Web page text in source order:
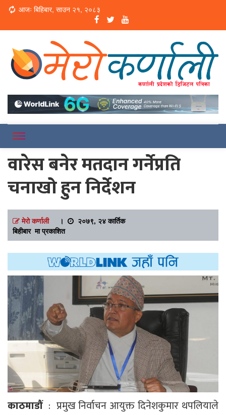
Loading...
आजः बिहिबार, साउन २१, २०८३
Merokarnali
वारेस बनेर मतदान गर्नेप्रति
चनाखो हुन निर्देशन
मेरो कर्णाली।
२०७९, २४ कार्तिक
बिहीबार मा प्रकाशित
काठमाडौं: प्रमुख निर्वाचन आयुक्त दिनेशकुमार थपलियाले